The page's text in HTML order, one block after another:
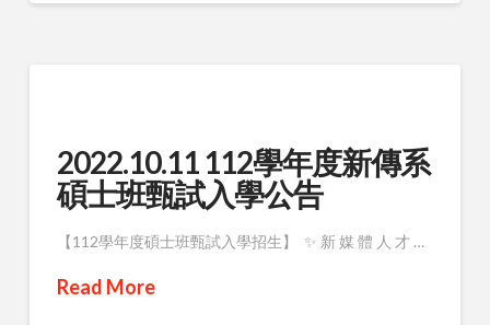
2022.10.11 112學年度新傳系
碩士班甄試入學公告
【112學年度碩士班甄試入學招生】 ✨ 新 媒 體 人 才 …
Read More